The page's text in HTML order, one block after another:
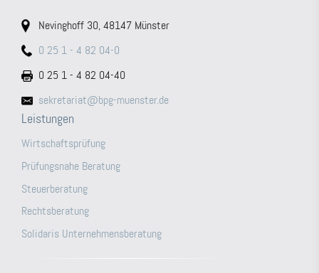
Nevinghoff 30, 48147 Münster
0 25 1 - 4 82 04-0
0 25 1 - 4 82 04-40
sekretariat@bpg-muenster.de
Leistungen
Wirtschaftsprüfung
Prüfungsnahe Beratung
Steuerberatung
Rechtsberatung
Solidaris Unternehmensberatung